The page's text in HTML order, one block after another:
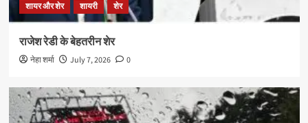
शायर और शेर शायरी शेर
राजेश रेडी के बेहतरीन शेर
नेहा शर्मा July 7, 2026 0